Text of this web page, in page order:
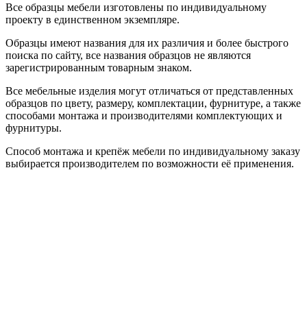
Все образцы мебели изготовлены по индивидуальному
проекту в единственном экземпляре.
Образцы имеют названия для их различия и более быстрого
поиска по сайту, все названия образцов не являются
зарегистрированным товарным знаком.
Все мебельные изделия могут отличаться от представленных
образцов по цвету, размеру, комплектации, фурнитуре, а также
способами монтажа и производителями комплектующих и
фурнитуры.
Способ монтажа и крепёж мебели по индивидуальному заказу
выбирается производителем по возможности её применения.